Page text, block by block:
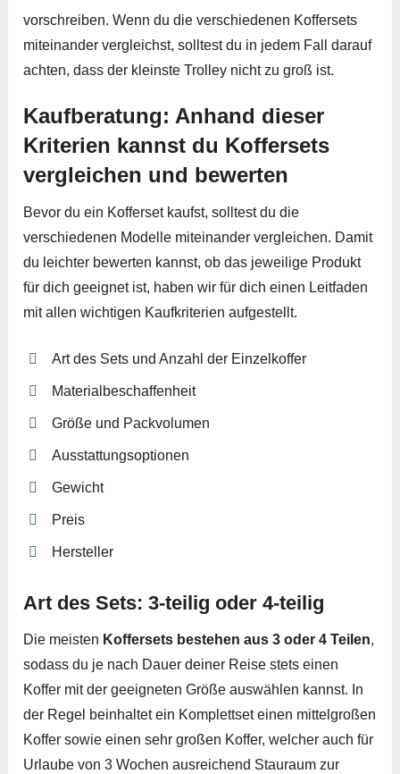
vorschreiben. Wenn du die verschiedenen Koffersets
miteinander vergleichst, solltest du in jedem Fall darauf
achten, dass der kleinste Trolley nicht zu groß ist.
Kaufberatung: Anhand dieser
Kriterien kannst du Koffersets
vergleichen und bewerten
Bevor du ein Kofferset kaufst, solltest du die
verschiedenen Modelle miteinander vergleichen. Damit
du leichter bewerten kannst, ob das jeweilige Produkt
für dich geeignet ist, haben wir für dich einen Leitfaden
mit allen wichtigen Kaufkriterien aufgestellt.
Art des Sets und Anzahl der Einzelkoffer
Materialbeschaffenheit
Größe und Packvolumen
Ausstattungsoptionen
Gewicht
Preis
Hersteller
Art des Sets: 3-teilig oder 4-teilig
Die meisten Koffersets bestehen aus 3 oder 4 Teilen,
sodass du je nach Dauer deiner Reise stets einen
Koffer mit der geeigneten Größe auswählen kannst. In
der Regel beinhaltet ein Komplettset einen mittelgroßen
Koffer sowie einen sehr großen Koffer, welcher auch für
Urlaube von 3 Wochen ausreichend Stauraum zur